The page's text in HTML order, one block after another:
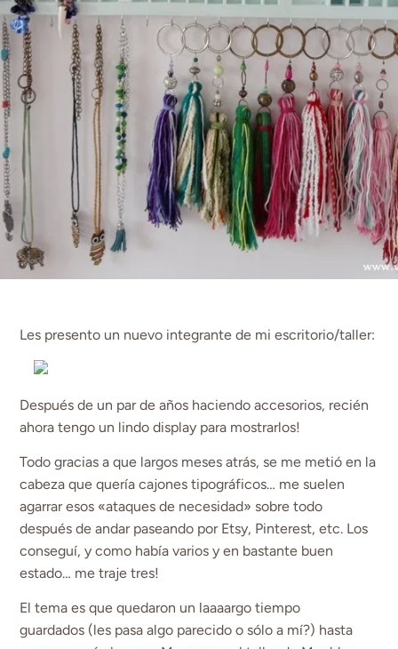
Les presento un nuevo integrante de mi escritorio/taller:
Después de un par de años haciendo accesorios, recién
ahora tengo un lindo display para mostrarlos!
Todo gracias a que largos meses atrás, se me metió en la
cabeza que quería cajones tipográficos… me suelen
agarrar esos «ataques de necesidad» sobre todo
después de andar paseando por Etsy, Pinterest, etc. Los
conseguí, y como había varios y en bastante buen
estado… me traje tres!
El tema es que quedaron un laaaargo tiempo
guardados (les pasa algo parecido o sólo a mí?) hasta